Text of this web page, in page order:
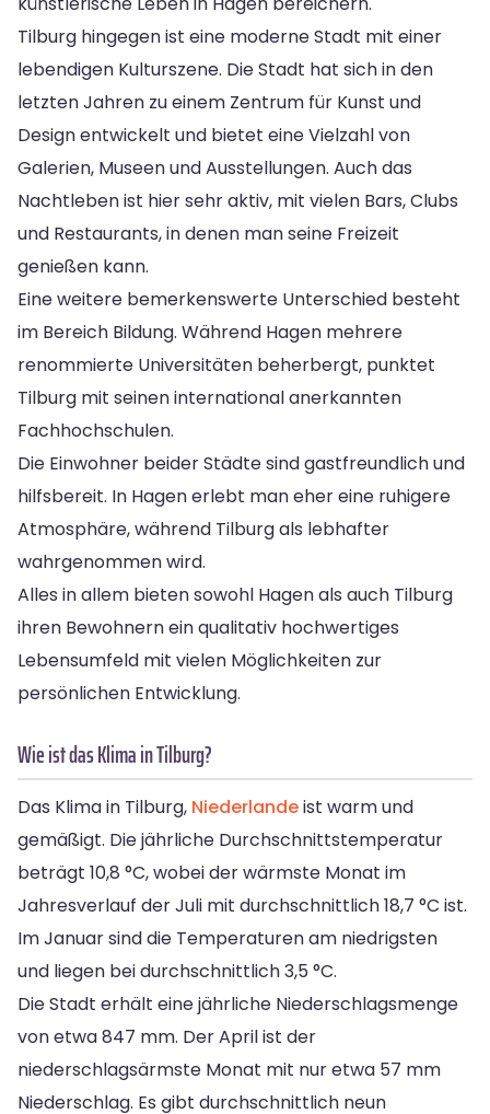
Tilburg hingegen ist eine moderne Stadt mit einer
lebendigen Kulturszene. Die Stadt hat sich in den
letzten Jahren zu einem Zentrum für Kunst und
Design entwickelt und bietet eine Vielzahl von
Galerien, Museen und Ausstellungen. Auch das
Nachtleben ist hier sehr aktiv, mit vielen Bars, Clubs
und Restaurants, in denen man seine Freizeit
genießen kann.
Eine weitere bemerkenswerte Unterschied besteht
im Bereich Bildung. Während Hagen mehrere
renommierte Universitäten beherbergt, punktet
Tilburg mit seinen international anerkannten
Fachhochschulen.
Die Einwohner beider Städte sind gastfreundlich und
hilfsbereit. In Hagen erlebt man eher eine ruhigere
Atmosphäre, während Tilburg als lebhafter
wahrgenommen wird.
Alles in allem bieten sowohl Hagen als auch Tilburg
ihren Bewohnern ein qualitativ hochwertiges
Lebensumfeld mit vielen Möglichkeiten zur
persönlichen Entwicklung.
Wie ist das Klima in Tilburg?
Das Klima in Tilburg, Niederlandeist warm und
gemäßigt. Die jährliche Durchschnittstemperatur
beträgt 10,8 °C, wobei der wärmste Monat im
Jahresverlauf der Juli mit durchschnittlich 18,7 °C ist.
Im Januar sind die Temperaturen am niedrigsten
und liegen bei durchschnittlich 3,5 °C.
Die Stadt erhält eine jährliche Niederschlagsmenge
von etwa 847 mm. Der April ist der
niederschlagsärmste Monat mit nur etwa 57 mm
Niederschlag. Es gibt durchschnittlich neun